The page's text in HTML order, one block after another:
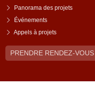
Panorama des projets
Événements
Appels à projets
PRENDRE RENDEZ-VOUS